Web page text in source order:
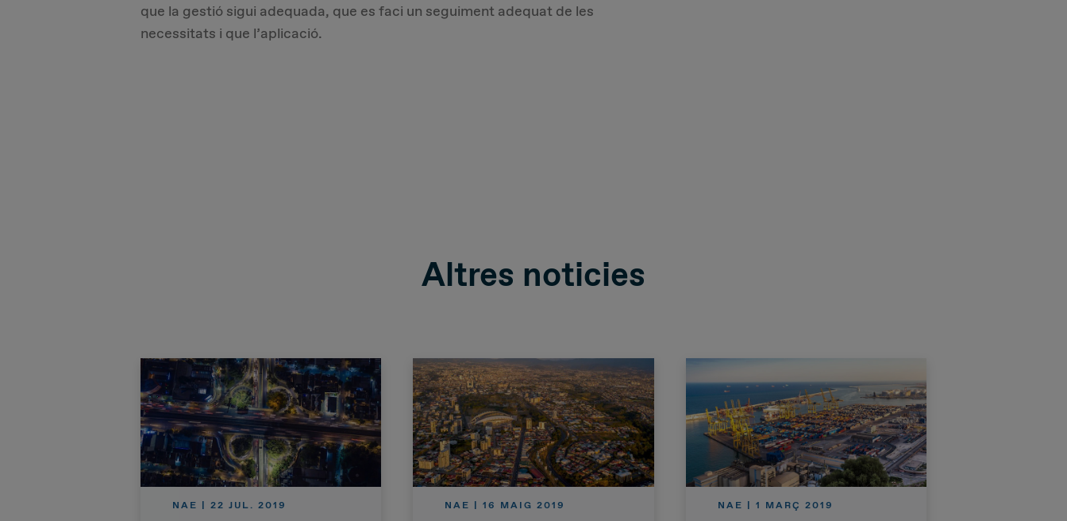
que la gestió sigui adequada, que es faci un seguiment adequat de les
necessitats i que l’aplicació.
Altres noticies
NAE | 22 JUL. 2019 NAE | 16 MAIG 2019 NAE | 1 MARÇ 2019